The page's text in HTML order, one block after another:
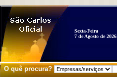
Sexta-Feira
7 de Agosto de 2026
O quê procura?